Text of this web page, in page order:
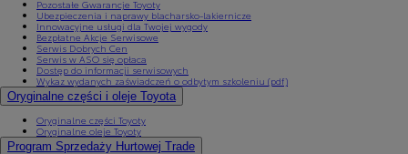
Pozostałe Gwarancje Toyoty
Ubezpieczenia i naprawy blacharsko-lakiernicze
Innowacyjne usługi dla Twojej wygody
Bezpłatne Akcje Serwisowe
Serwis Dobrych Cen
Serwis w ASO się opłaca
Dostęp do informacji serwisowych
Wykaz wydanych zaświadczeń o odbytym szkoleniu (pdf)
Oryginalne części i oleje Toyota
Oryginalne części Toyoty
Oryginalne oleje Toyoty
Program Sprzedaży Hurtowej Trade